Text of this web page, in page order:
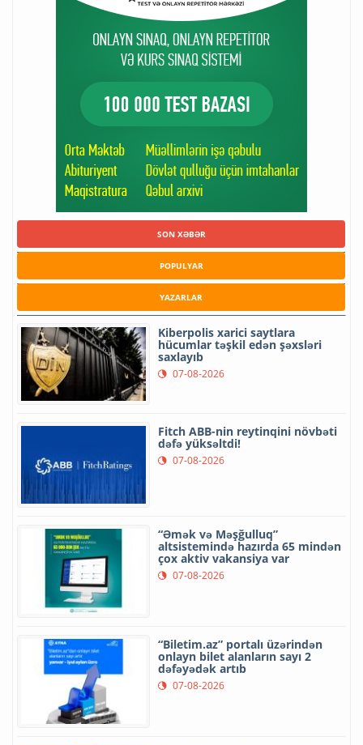
SON XƏBƏR
POPULYAR
YAZARLAR
Kiberpolis xarici saytlara
hücumlar təşkil edən şəxsləri
saxlayıb
07-08-2026
Fitch ABB-nin reytinqini növbəti
dəfə yüksəltdi!
07-08-2026
“Əmək və Məşğulluq”
altsistemində hazırda 65 mindən
çox aktiv vakansiya var
07-08-2026
“Biletim.az” portalı üzərindən
onlayn bilet alanların sayı 2
dəfəyədək artıb
07-08-2026